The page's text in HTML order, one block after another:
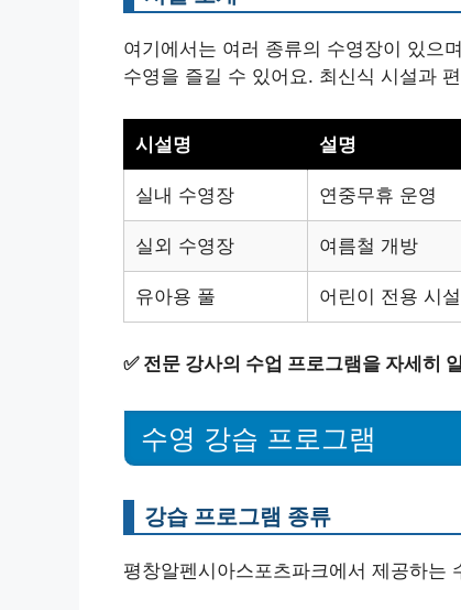
여기에서는 여러 종류의 수영장이 있으
수영을 즐길 수 있어요. 최신식 시설과
시설명 설명
실내 수영장 연중무휴 운영
실외 수영장 여름철 개방
유아용 풀 어린이 전용 시설
✅ 전문 강사의 수업 프로그램을 자세히
수영 강습 프로그램
강습 프로그램 종류
평창알펜시아스포츠파크에서 제공하는